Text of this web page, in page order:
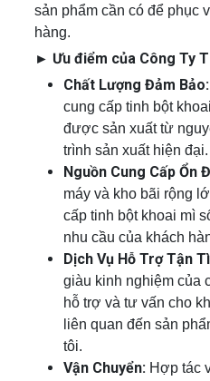
sản phẩm cần có để phục
hàng.
► Ưu điểm của Công Ty
Chất Lượng Đảm Bảo:
cung cấp tinh bột
được sản xuất từ
trình sản xuất hiện đại.
Nguồn Cung Cấp Ổn
máy và kho bãi rộng
cấp tinh bột khoai mì
nhu cầu của khách
Dịch Vụ Hỗ Trợ Tận
giàu kinh nghiệm của
hỗ trợ và tư vấn cho
liên quan đến sản
tôi.
Vận Chuyển: Hợp tác